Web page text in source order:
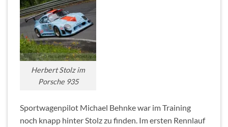
Herbert Stolz im
Porsche 935
Sportwagenpilot Michael Behnke war im Training
noch knapp hinter Stolz zu finden. Im ersten Rennlauf